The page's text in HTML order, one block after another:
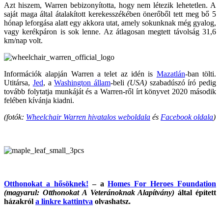
Azt hiszem, Warren bebizonyította, hogy nem létezik lehetetlen. A
saját maga által átalakított kerekesszékében önerőből tett meg bő 5
hónap leforgása alatt egy akkora utat, amely sokunknak még gyalog,
vagy kerékpáron is sok lenne. Az átlagosan megtett távolság 31,6
km/nap volt.
Információk alapján Warren a telet az idén is Mazatlán-ban tölti.
Utitársa, Jed, aWashington állam-beli (USA)szabadúszó író pedig
tovább folytatja munkáját és a Warren-ről írt könyvet 2020 második
felében kívánja kiadni.
(fotók: Wheelchair Warren hivatalos weboldala és Facebook oldala)
Otthonokat a hősöknek! – aHomes For Heroes Foundation
(magyarul: Otthonokat A Veteránoknak Alapítvány) által épített
házakról a linkre kattintva olvashatsz.